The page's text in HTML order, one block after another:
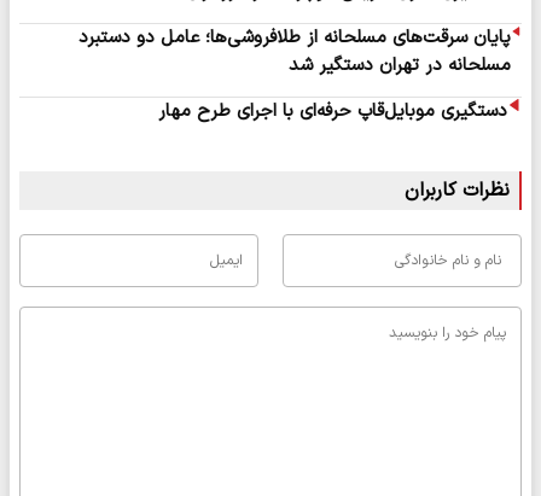
پایان سرقت‌های مسلحانه از طلافروشی‌ها؛ عامل دو دستبرد
مسلحانه در تهران دستگیر شد
دستگیری موبایل‌قاپ حرفه‌ای با اجرای طرح مهار
نظرات کاربران